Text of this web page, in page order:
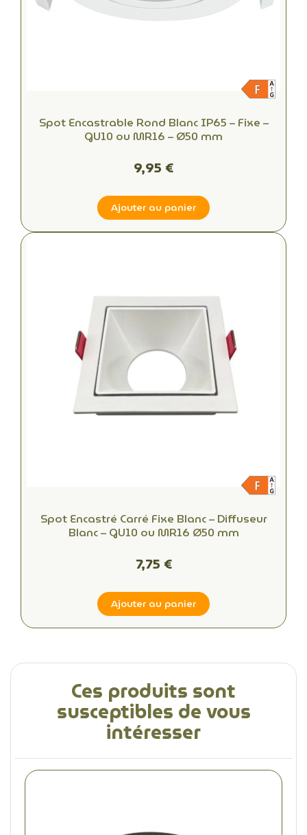
Spot Encastrable Rond Blanc IP65 – Fixe –
GU10 ou MR16 – Ø50 mm
9,95 €
Ajouter au panier
Spot Encastré Carré Fixe Blanc – Diffuseur
Blanc – GU10 ou MR16 Ø50 mm
7,75 €
Ajouter au panier
Ces produits sont
susceptibles de vous
intéresser